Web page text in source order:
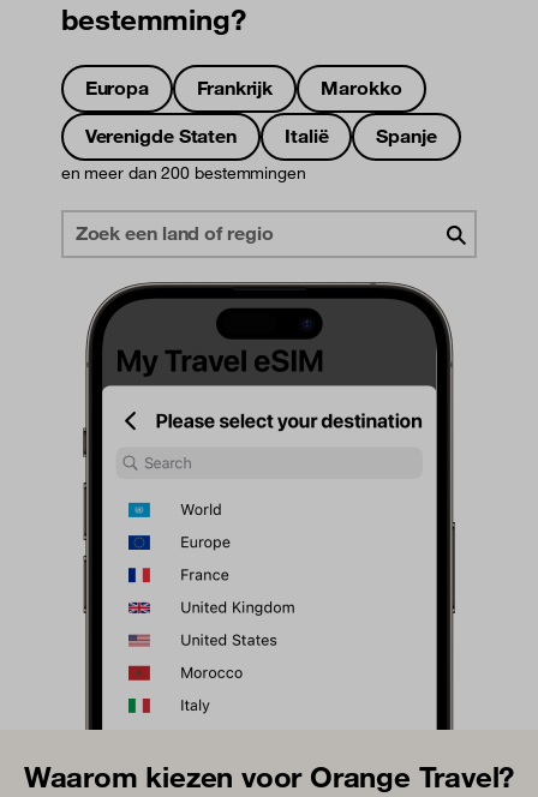
bestemming?
Europa Frankrijk
Marokko
Verenigde Staten
Italië Spanje
en meer dan 200 bestemmingen
Waarom kiezen voor Orange Travel?